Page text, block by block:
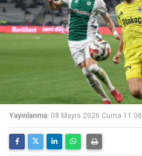
Yayınlanma: 08 Mayıs 2026 Cuma 11:06